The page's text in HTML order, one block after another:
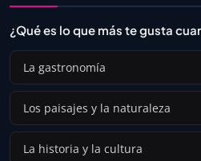
¿Qué es lo que más te gusta
La gastronomía
Los paisajes y la naturaleza
La historia y la cultura